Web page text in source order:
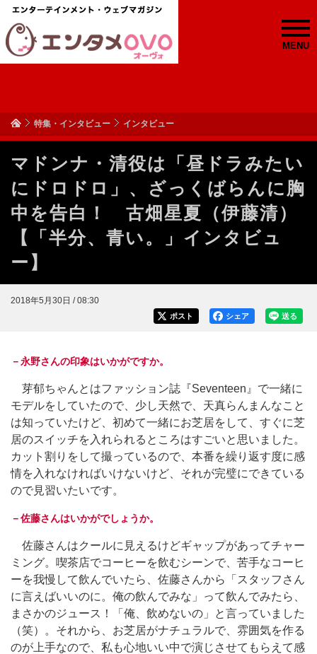
MENU
特集・インタビュー インタビュー
マドンナ・清役は「昼ドラみたい
にドロドロ」、ざっくばらんに胸
中を告白！ 古畑星夏（伊藤清）
【「半分、青い。」インタビュ
ー】
2018年5月30日 / 08:30
送る
シェア
ポスト
－永野さんの印象はいかがですか。
芽郁ちゃんとはファッション誌『Seventeen』で一緒に
モデルをしていたので、少し天然で、天真らんまんなこと
は知っていたけど、初めて一緒にお芝居をして、すぐに芝
居のスイッチを入れられるところはすごいと思いました。
カット割りをして撮っているので、本番を繰り返す度に感
情を入れなければいけないけど、それが完璧にできている
ので見習いたいです。
－佐藤さんはいかがでしょうか。
佐藤さんはクールに見えるけどギャップがあってチャー
ミング。喫茶店でコーヒーを飲むシーンで、苦手なコーヒ
ーを我慢して飲んでいたら、佐藤さんから「スタッフさん
に言えばいいのに。俺の飲んでみな」って飲んでみたら、
まさかのジュース！「俺、飲めないの」と言っていました
（笑）。それから、お芝居がナチュラルで、雰囲気を作る
のが上手なので、私も心地いい中で演じさせてもらえて感